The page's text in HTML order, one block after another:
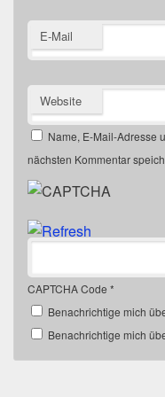
r
g
e
ö
f
n
e
t
)
r
ö
f
n
)
E-Mail
Website
Name, E-Mail-Adresse
nächsten Kommentar
CAPTCHA Code *
Benachrichtige mich
Benachrichtige mich